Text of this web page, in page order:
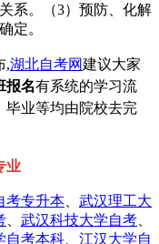
系。（3）预防、化解
定。
,湖北自考网建议大家
报名有系统的学习流
毕业等均由院校去完
业
考专升本
武汉理工大
武汉科技大学自考
自考本科
江汉大学自